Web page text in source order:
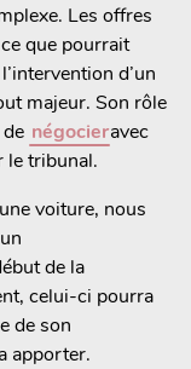
Les offres
que pourrait
d’un
majeur. Son rôle
négocieravec
le tribunal.
voiture, nous
de la
celui-ci pourra
de son
apporter.